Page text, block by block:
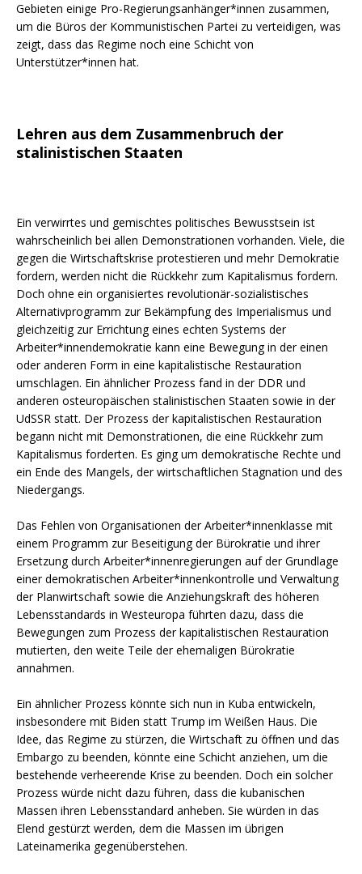
Gebieten einige Pro-Regierungsanhänger*innen zusammen,
um die Büros der Kommunistischen Partei zu verteidigen, was
zeigt, dass das Regime noch eine Schicht von
Unterstützer*innen hat.
Lehren aus dem Zusammenbruch der
stalinistischen Staaten
Ein verwirrtes und gemischtes politisches Bewusstsein ist
wahrscheinlich bei allen Demonstrationen vorhanden. Viele, die
gegen die Wirtschaftskrise protestieren und mehr Demokratie
fordern, werden nicht die Rückkehr zum Kapitalismus fordern.
Doch ohne ein organisiertes revolutionär-sozialistisches
Alternativprogramm zur Bekämpfung des Imperialismus und
gleichzeitig zur Errichtung eines echten Systems der
Arbeiter*innendemokratie kann eine Bewegung in der einen
oder anderen Form in eine kapitalistische Restauration
umschlagen. Ein ähnlicher Prozess fand in der DDR und
anderen osteuropäischen stalinistischen Staaten sowie in der
UdSSR statt. Der Prozess der kapitalistischen Restauration
begann nicht mit Demonstrationen, die eine Rückkehr zum
Kapitalismus forderten. Es ging um demokratische Rechte und
ein Ende des Mangels, der wirtschaftlichen Stagnation und des
Niedergangs.
Das Fehlen von Organisationen der Arbeiter*innenklasse mit
einem Programm zur Beseitigung der Bürokratie und ihrer
Ersetzung durch Arbeiter*innenregierungen auf der Grundlage
einer demokratischen Arbeiter*innenkontrolle und Verwaltung
der Planwirtschaft sowie die Anziehungskraft des höheren
Lebensstandards in Westeuropa führten dazu, dass die
Bewegungen zum Prozess der kapitalistischen Restauration
mutierten, den weite Teile der ehemaligen Bürokratie
annahmen.
Ein ähnlicher Prozess könnte sich nun in Kuba entwickeln,
insbesondere mit Biden statt Trump im Weißen Haus. Die
Idee, das Regime zu stürzen, die Wirtschaft zu öffnen und das
Embargo zu beenden, könnte eine Schicht anziehen, um die
bestehende verheerende Krise zu beenden. Doch ein solcher
Prozess würde nicht dazu führen, dass die kubanischen
Massen ihren Lebensstandard anheben. Sie würden in das
Elend gestürzt werden, dem die Massen im übrigen
Lateinamerika gegenüberstehen.